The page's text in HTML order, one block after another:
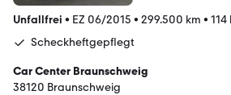
Unfallfrei • EZ 06/2015 • 299.500 km • 114
Scheckheftgepflegt
Car Center Braunschweig
38120 Braunschweig